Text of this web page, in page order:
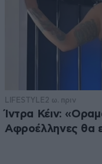
LIFESTYLE2 ω. πριν
Ίντρα Κέιν:
Αφροέλληνες θα